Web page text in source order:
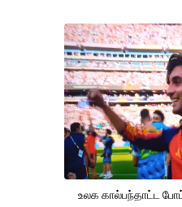
உலக கால்பந்தாட்ட